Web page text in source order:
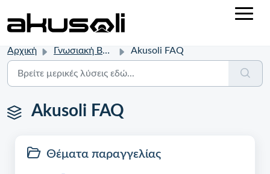
Αρχική Γνωσιακή Βάση Akusoli FAQ
Akusoli FAQ
Θέματα παραγγελίας